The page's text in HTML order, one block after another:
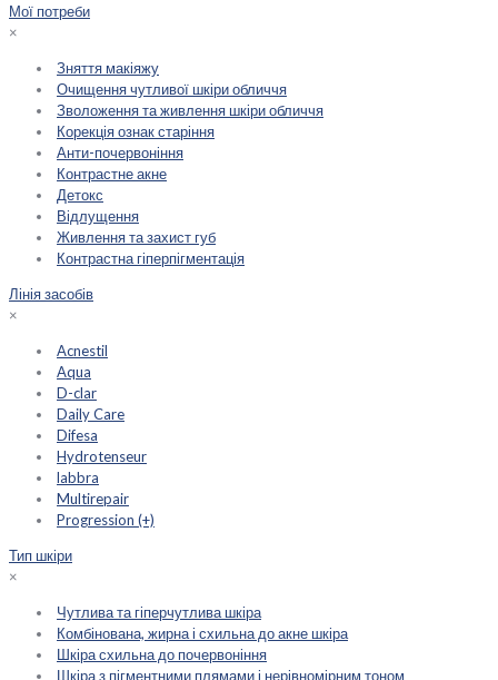
Мої потреби
×
Зняття макіяжу
Очищення чутливої шкіри обличчя
Зволоження та живлення шкіри обличчя
Корекція ознак старіння
Анти-почервоніння
Контрастне акне
Детокс
Відлущення
Живлення та захист губ
Контрастна гіперпігментація
Лінія засобів
×
Acnestil
Aqua
D-clar
Daily Care
Difesa
Hydrotenseur
labbra
Multirepair
Progression (+)
Тип шкіри
×
Чутлива та гіперчутлива шкіра
Комбінована, жирна і схильна до акне шкіра
Шкіра схильна до почервоніння
Шкіра з пігментними плямами і нерівномірним тоном